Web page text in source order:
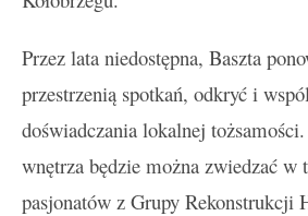
Przez lata niedostępna, Baszta
przestrzenią spotkań, odkryć i
doświadczania lokalnej
wnętrza będzie można zwiedzać w
pasjonatów z Grupy Rekonstrukcji